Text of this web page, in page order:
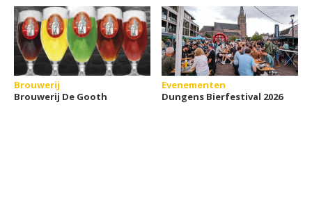
Brouwerij
Brouwerij De Gooth
Evenementen
Dungens Bierfestival 2026